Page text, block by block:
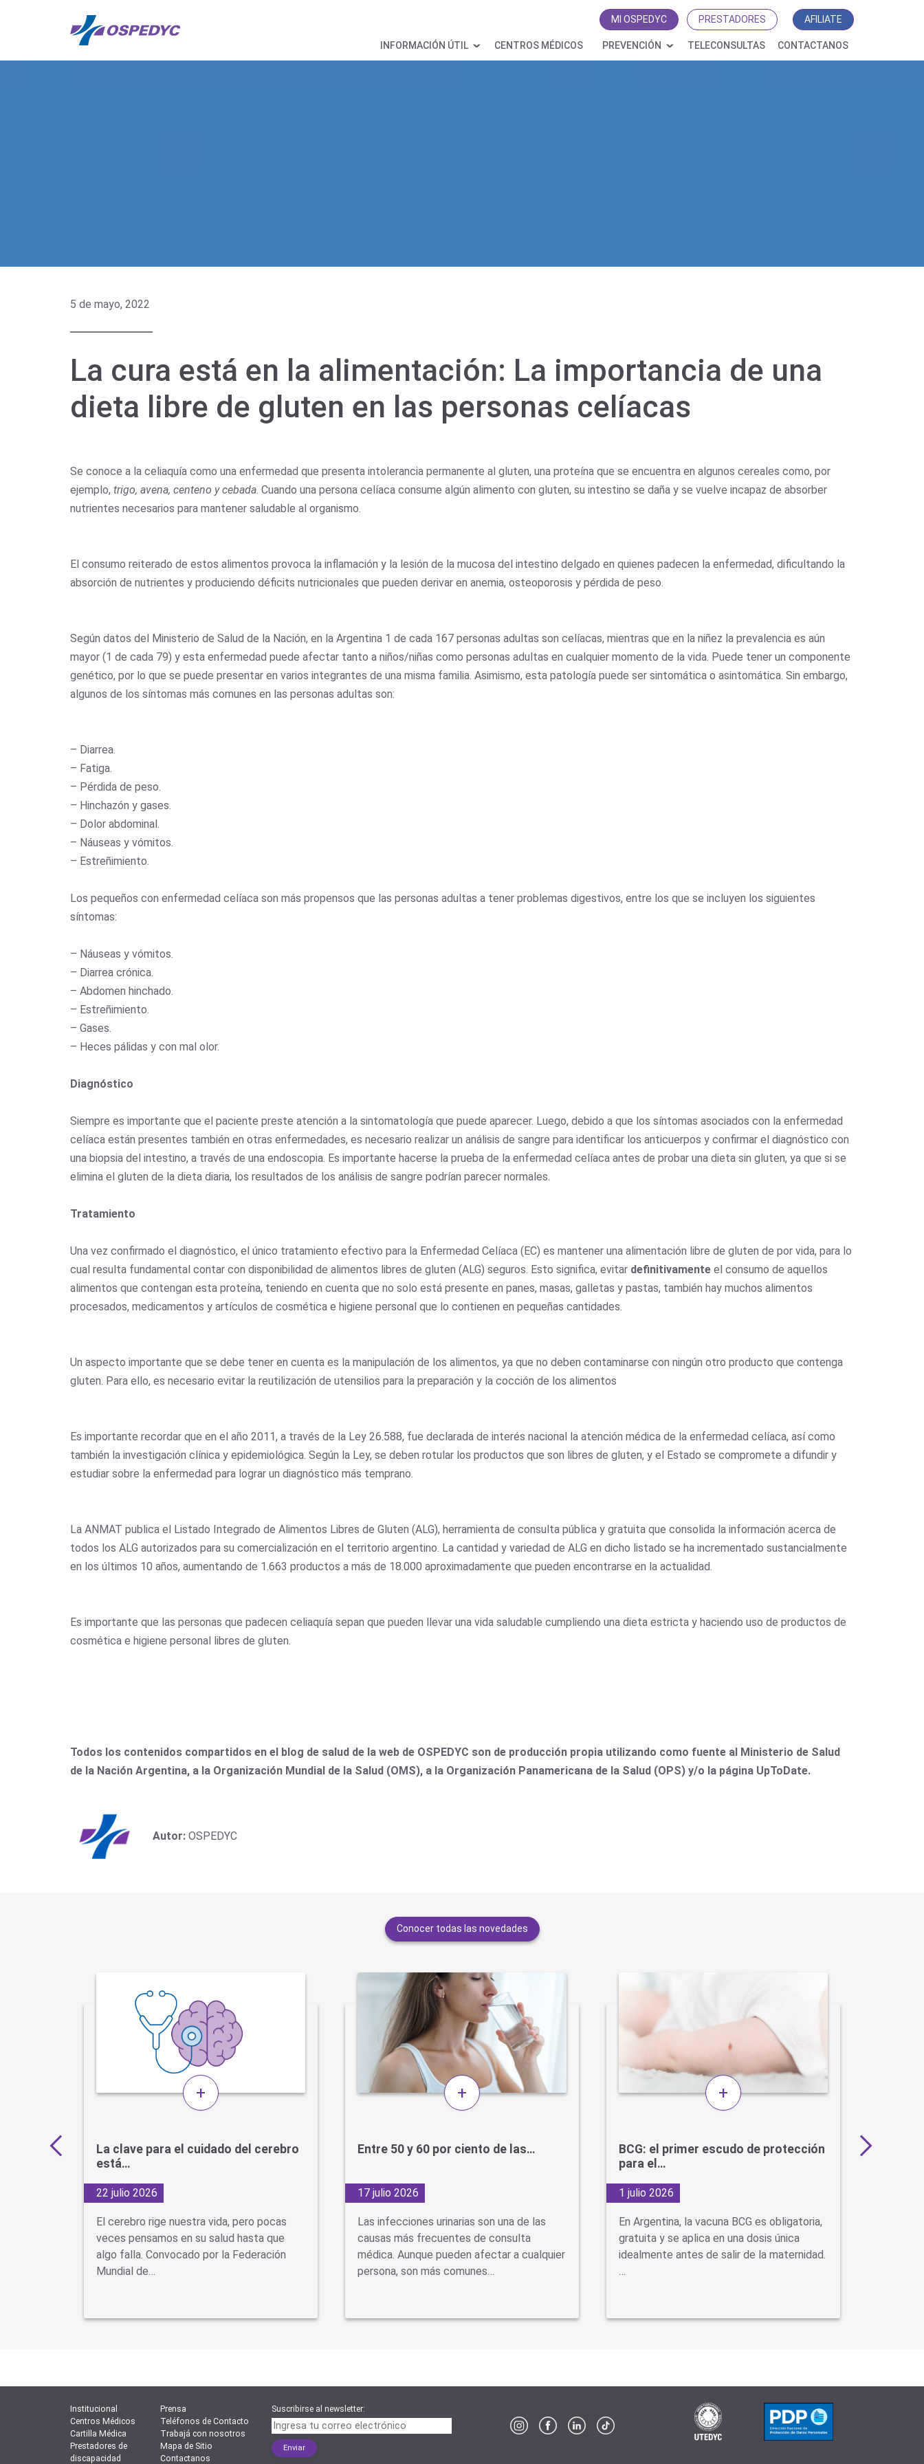
MI OSPEDYC PRESTADORES AFILIATE
INFORMACIÓN ÚTIL CENTROS MÉDICOS PREVENCIÓN TELECONSULTAS CONTACTANOS
5 de mayo, 2022
La cura está en la alimentación: La importancia de una
dieta libre de gluten en las personas celíacas
Se conoce a la celiaquía como una enfermedad que presenta intolerancia permanente al gluten, una proteína que se encuentra en algunos cereales como, por
ejemplo, trigo, avena, centeno y cebada . Cuando una persona celíaca consume algún alimento con gluten, su intestino se daña y se vuelve incapaz de absorber
nutrientes necesarios para mantener saludable al organismo.
El consumo reiterado de estos alimentos provoca la inflamación y la lesión de la mucosa del intestino delgado en quienes padecen la enfermedad, dificultando la
absorción de nutrientes y produciendo déficits nutricionales que pueden derivar en anemia, osteoporosis y pérdida de peso.
Según datos del Ministerio de Salud de la Nación, en la Argentina 1 de cada 167 personas adultas son celíacas, mientras que en la niñez la prevalencia es aún
mayor (1 de cada 79) y esta enfermedad puede afectar tanto a niños/niñas como personas adultas en cualquier momento de la vida. Puede tener un componente
genético, por lo que se puede presentar en varios integrantes de una misma familia. Asimismo, esta patología puede ser sintomática o asintomática. Sin embargo,
algunos de los síntomas más comunes en las personas adultas son:
– Diarrea.
– Fatiga.
– Pérdida de peso.
– Hinchazón y gases.
– Dolor abdominal.
– Náuseas y vómitos.
– Estreñimiento.
Los pequeños con enfermedad celíaca son más propensos que las personas adultas a tener problemas digestivos, entre los que se incluyen los siguientes
síntomas:
– Náuseas y vómitos.
– Diarrea crónica.
– Abdomen hinchado.
– Estreñimiento.
– Gases.
– Heces pálidas y con mal olor.
Diagnóstico
Siempre es importante que el paciente preste atención a la sintomatología que puede aparecer. Luego, debido a que los síntomas asociados con la enfermedad
celíaca están presentes también en otras enfermedades, es necesario realizar un análisis de sangre para identificar los anticuerpos y confirmar el diagnóstico con
una biopsia del intestino, a través de una endoscopia. Es importante hacerse la prueba de la enfermedad celíaca antes de probar una dieta sin gluten, ya que si se
elimina el gluten de la dieta diaria, los resultados de los análisis de sangre podrían parecer normales.
Tratamiento
Una vez confirmado el diagnóstico, el único tratamiento efectivo para la Enfermedad Celíaca (EC) es mantener una alimentación libre de gluten de por vida, para lo
cual resulta fundamental contar con disponibilidad de alimentos libres de gluten (ALG) seguros. Esto significa, evitar definitivamente el consumo de aquellos
alimentos que contengan esta proteína, teniendo en cuenta que no solo está presente en panes, masas, galletas y pastas, también hay muchos alimentos
procesados, medicamentos y artículos de cosmética e higiene personal que lo contienen en pequeñas cantidades.
Un aspecto importante que se debe tener en cuenta es la manipulación de los alimentos, ya que no deben contaminarse con ningún otro producto que contenga
gluten. Para ello, es necesario evitar la reutilización de utensilios para la preparación y la cocción de los alimentos
Es importante recordar que en el año 2011, a través de la Ley 26.588, fue declarada de interés nacional la atención médica de la enfermedad celíaca, así como
también la investigación clínica y epidemiológica. Según la Ley, se deben rotular los productos que son libres de gluten, y el Estado se compromete a difundir y
estudiar sobre la enfermedad para lograr un diagnóstico más temprano.
La ANMAT publica el Listado Integrado de Alimentos Libres de Gluten (ALG), herramienta de consulta pública y gratuita que consolida la información acerca de
todos los ALG autorizados para su comercialización en el territorio argentino. La cantidad y variedad de ALG en dicho listado se ha incrementado sustancialmente
en los últimos 10 años, aumentando de 1.663 productos a más de 18.000 aproximadamente que pueden encontrarse en la actualidad.
Es importante que las personas que padecen celiaquía sepan que pueden llevar una vida saludable cumpliendo una dieta estricta y haciendo uso de productos de
cosmética e higiene personal libres de gluten.
Todos los contenidos compartidos en el blog de salud de la web de OSPEDYC son de producción propia utilizando como fuente al Ministerio de Salud
de la Nación Argentina, a la Organización Mundial de la Salud (OMS), a la Organización Panamericana de la Salud (OPS) y/o la página UpToDate.
Autor: OSPEDYC
Conocer todas las novedades
+
La clave para el cuidado del cerebro
está…
22 julio 2026
El cerebro rige nuestra vida, pero pocas
veces pensamos en su salud hasta que
algo falla. Convocado por la Federación
Mundial de…
+
Entre 50 y 60 por ciento de las…
17 julio 2026
Las infecciones urinarias son una de las
causas más frecuentes de consulta
médica. Aunque pueden afectar a cualquier
persona, son más comunes…
+
BCG: el primer escudo de protección
para el…
1 julio 2026
En Argentina, la vacuna BCG es obligatoria,
gratuita y se aplica en una dosis única
idealmente antes de salir de la maternidad.
…
Institucional
Centros Médicos
Cartilla Médica
Prestadores de
discapacidad
Prensa
Teléfonos de Contacto
Trabajá con nosotros
Mapa de Sitio
Contactanos
Suscribirse al newsletter: